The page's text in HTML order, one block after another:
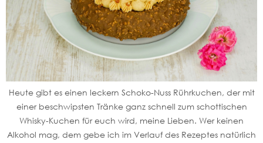
Heute gibt es einen leckern Schoko-Nuss Rührkuchen, der mit
einer beschwipsten Tränke ganz schnell zum schottischen
Whisky-Kuchen für euch wird, meine Lieben. Wer keinen
Alkohol mag, dem gebe ich im Verlauf des Rezeptes natürlich